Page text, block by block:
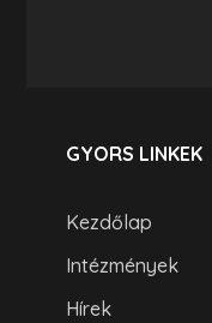
GYORS LINKEK
Kezdőlap
Intézmények
Hírek